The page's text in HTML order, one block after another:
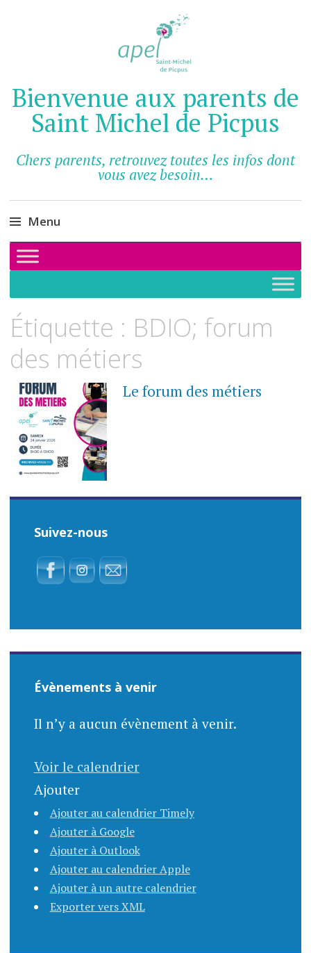
Bienvenue aux parents de
Saint Michel de Picpus
Chers parents, retrouvez toutes les infos dont
vous avez besoin…
Menu
Étiquette : BDIO; forum
des métiers
30
Le forum des métiers
Suivez-nous
Évènements à venir
Il n’y a aucun évènement à venir.
Voir le calendrier
Ajouter
Ajouter au calendrier Timely
Ajouter à Google
Ajouter à Outlook
Ajouter au calendrier Apple
Ajouter à un autre calendrier
Exporter vers XML